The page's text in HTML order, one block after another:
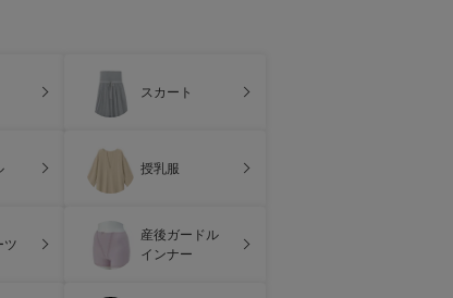
スカート
授乳服
ツ
産後ガードル
インナー